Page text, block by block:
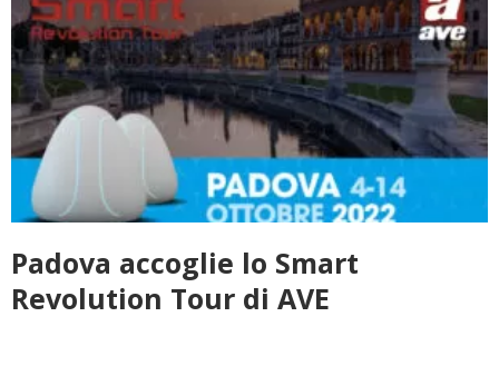
Padova accoglie lo Smart
Revolution Tour di AVE